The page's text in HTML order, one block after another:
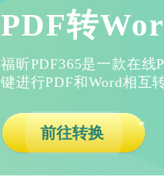
PDF转
福昕PDF365是一款在线
键进行PDF和Word相互
前往转换